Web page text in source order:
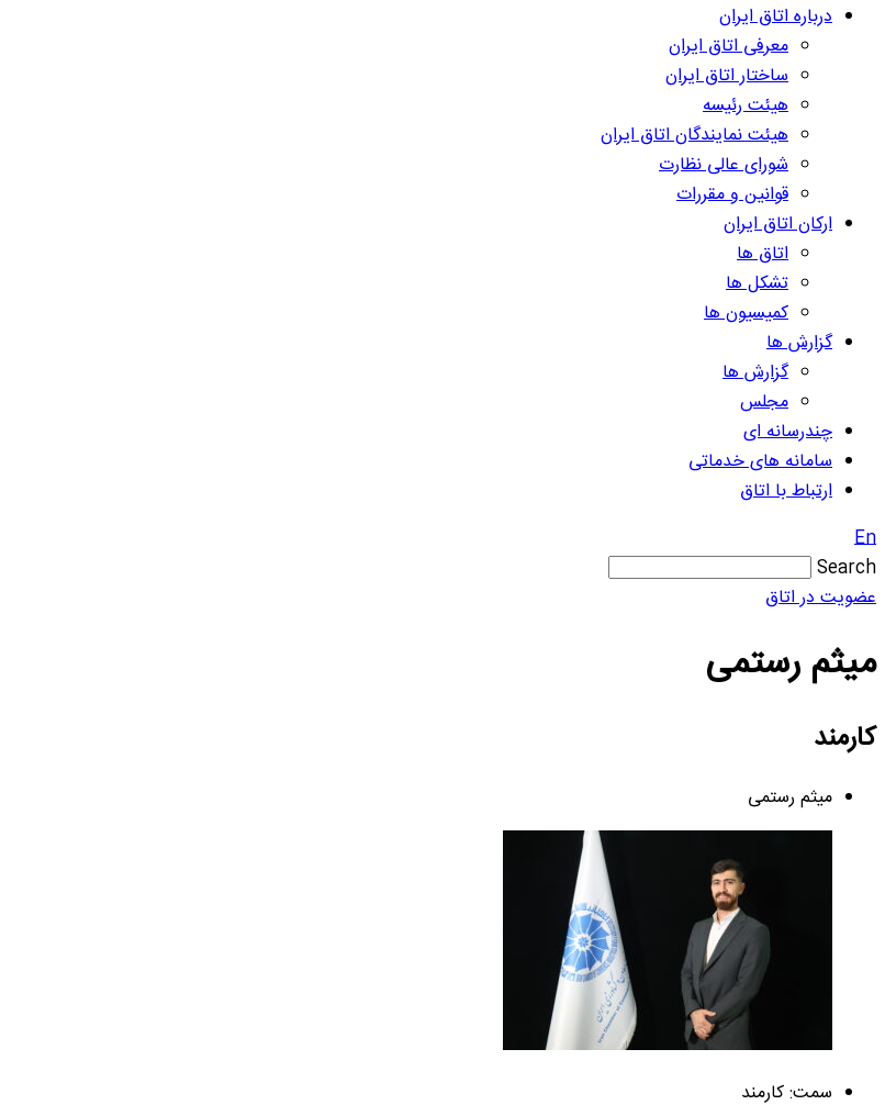
درباره اتاق ایران
معرفی اتاق ایران
ساختار اتاق ایران
هیئت رئیسه
هیئت نمایندگان اتاق ایران
شورای عالی نظارت
قوانین و مقررات
ارکان اتاق ایران
اتاق ها
تشکل ها
کمیسیون ها
گزارش ها
گزارش ها
مجلس
چندرسانه ای
سامانه های خدماتی
ارتباط با اتاق
En
Search
عضویت در اتاق
میثم رستمی
کارمند
میثم رستمی
سمت: کارمند